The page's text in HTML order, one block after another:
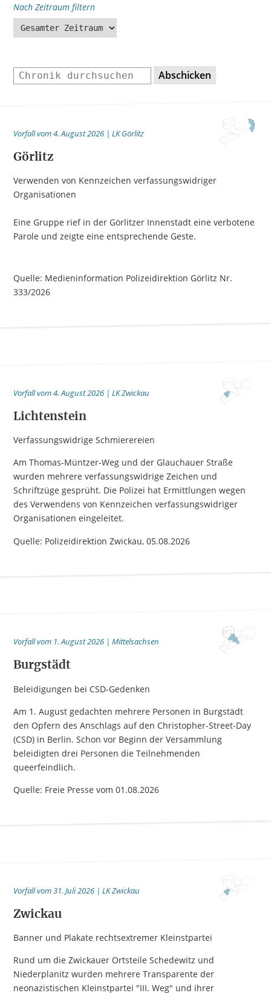
Nach Zeitraum filtern
Abschicken
Vorfall vom 4. August 2026 | LK Görlitz
Görlitz
Verwenden von Kennzeichen verfassungswidriger
Organisationen
Eine Gruppe rief in der Görlitzer Innenstadt eine verbotene
Parole und zeigte eine entsprechende Geste.
Quelle: Medieninformation Polizeidirektion Görlitz Nr.
333/2026
Vorfall vom 4. August 2026 | LK Zwickau
Lichtenstein
Verfassungswidrige Schmierereien
Am Thomas-Müntzer-Weg und der Glauchauer Straße
wurden mehrere verfassungswidrige Zeichen und
Schriftzüge gesprüht. Die Polizei hat Ermittlungen wegen
des Verwendens von Kennzeichen verfassungswidriger
Organisationen eingeleitet.
Quelle: Polizeidirektion Zwickau, 05.08.2026
Vorfall vom 1. August 2026 | Mittelsachsen
Burgstädt
Beleidigungen bei CSD-Gedenken
Am 1. August gedachten mehrere Personen in Burgstädt
den Opfern des Anschlags auf den Christopher-Street-Day
(CSD) in Berlin. Schon vor Beginn der Versammlung
beleidigten drei Personen die Teilnehmenden
queerfeindlich.
Quelle: Freie Presse vom 01.08.2026
Vorfall vom 31. Juli 2026 | LK Zwickau
Zwickau
Banner und Plakate rechtsextremer Kleinstpartei
Rund um die Zwickauer Ortsteile Schedewitz und
Niederplanitz wurden mehrere Transparente der
neonazistischen Kleinstpartei "III. Weg" und ihrer